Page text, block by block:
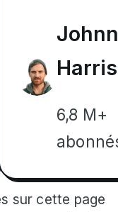
Harris
6,8 M+
sur cette page